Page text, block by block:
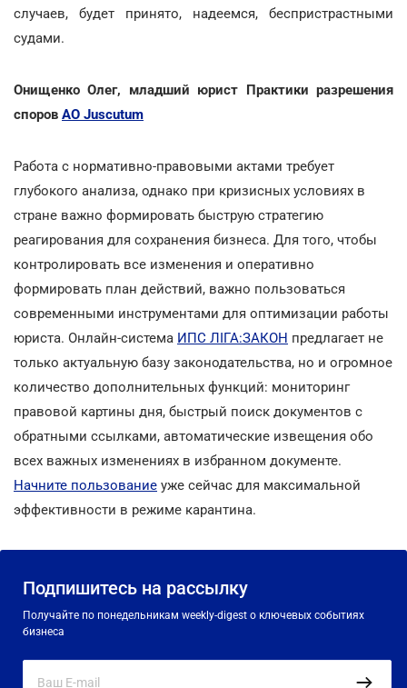
случаев, будет принято, надеемся, беспристрастными
судами.
Онищенко Олег, младший юрист Практики разрешения
споров АО Juscutum
Работа с нормативно-правовыми актами требует
глубокого анализа, однако при кризисных условиях в
стране важно формировать быструю стратегию
реагирования для сохранения бизнеса. Для того, чтобы
контролировать все изменения и оперативно
формировать план действий, важно пользоваться
современными инструментами для оптимизации работы
юриста. Онлайн-система ИПС ЛІГА:ЗАКОН предлагает не
только актуальную базу законодательства, но и огромное
количество дополнительных функций: мониторинг
правовой картины дня, быстрый поиск документов с
обратными ссылками, автоматические извещения обо
всех важных изменениях в избранном документе.
Начните пользование уже сейчас для максимальной
эффективности в режиме карантина.
Подпишитесь на рассылку
Получайте по понедельникам weekly-digest о ключевых событиях
бизнеса